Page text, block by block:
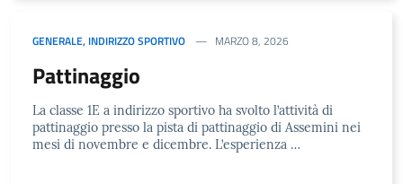
GENERALE, INDIRIZZO SPORTIVO MARZO 8, 2026
Pattinaggio
La classe 1E a indirizzo sportivo ha svolto l’attività di
pattinaggio presso la pista di pattinaggio di Assemini nei
mesi di novembre e dicembre. L’esperienza …